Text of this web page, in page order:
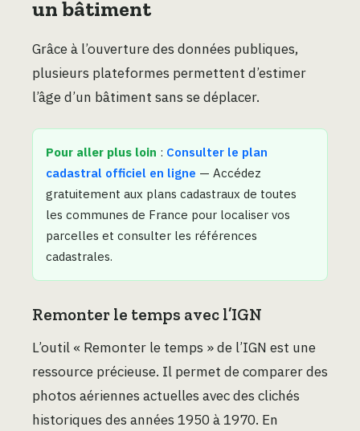
un bâtiment
Grâce à l’ouverture des données publiques,
plusieurs plateformes permettent d’estimer
l’âge d’un bâtiment sans se déplacer.
Pour aller plus loin : Consulter le plan
cadastral officiel en ligne — Accédez
gratuitement aux plans cadastraux de toutes
les communes de France pour localiser vos
parcelles et consulter les références
cadastrales.
Remonter le temps avec l’IGN
L’outil « Remonter le temps » de l’IGN est une
ressource précieuse. Il permet de comparer des
photos aériennes actuelles avec des clichés
historiques des années 1950 à 1970. En